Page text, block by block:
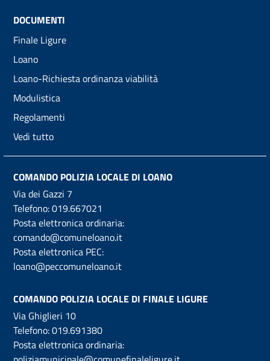
DOCUMENTI
Finale Ligure
Loano
Loano-Richiesta ordinanza viabilità
Modulistica
Regolamenti
Vedi tutto
COMANDO POLIZIA LOCALE DI LOANO
Via dei Gazzi 7
Telefono:019.667021
Posta elettronica ordinaria:
comando@comuneloano.it
Posta elettronica PEC:
loano@peccomuneloano.it
COMANDO POLIZIA LOCALE DI FINALE LIGURE
Via Ghiglieri 10
Telefono:019.691380
Posta elettronica ordinaria: